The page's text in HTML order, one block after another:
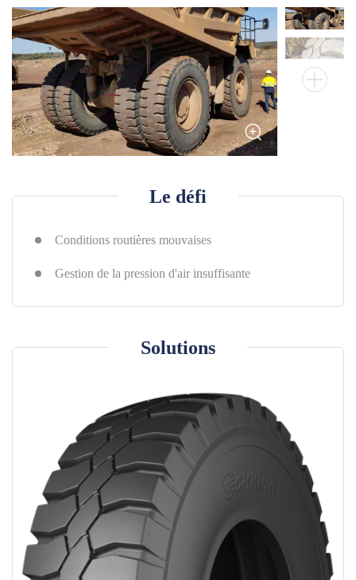
Techking Indonésie
Techking RDC
Techking Pérou
Entrepôts locaux
Équipes locales
Espace revendeur
Reseaux sociaux
Solution
Pré-vente
Services centraux de Techking
Cas de gros client
Constructeur fabricants d'equipement lourds
Cas des fabricant d'équipement d'origine
Contact
Le défi
Conditions routières mouvaises
Gestion de la pression d'air insuffisante
Solutions